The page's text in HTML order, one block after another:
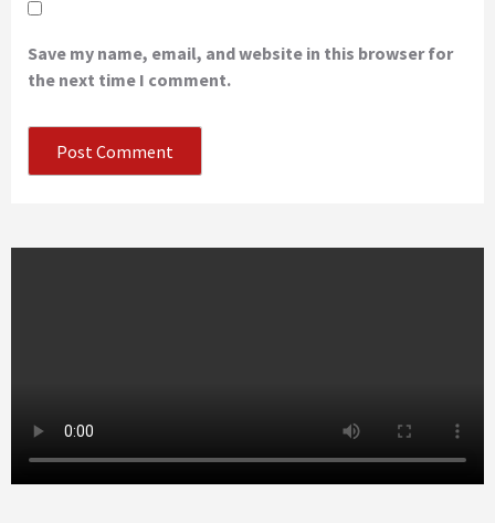
Save my name, email, and website in this browser for
the next time I comment.